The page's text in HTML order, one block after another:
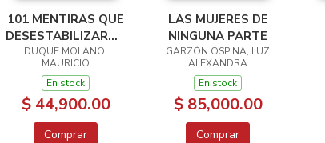
101 MENTIRAS QUE
DESESTABILIZARON
AL MUNDO
DUQUE MOLANO,
MAURICIO
En stock
$ 44,900.00
Comprar
LAS MUJERES DE
NINGUNA PARTE
GARZÓN OSPINA, LUZ
ALEXANDRA
En stock
$ 85,000.00
Comprar